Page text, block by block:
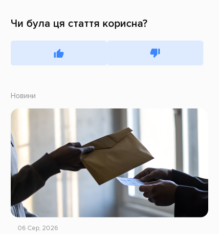
Чи була ця стаття корисна?
Новини
06 Сер, 2026